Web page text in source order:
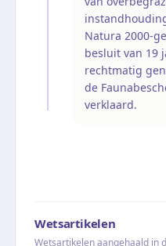
Natura 2000-
besluit van 19
rechtmatig
de
verklaard.
Wetsartikelen
Wetsartikelen aangehaald in